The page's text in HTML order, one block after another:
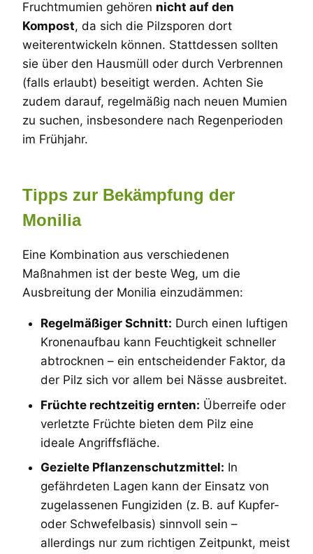
Fruchtmumien gehören nicht auf den
Kompost, da sich die Pilzsporen dort
weiterentwickeln können. Stattdessen sollten
sie über den Hausmüll oder durch Verbrennen
(falls erlaubt) beseitigt werden. Achten Sie
zudem darauf, regelmäßig nach neuen Mumien
zu suchen, insbesondere nach Regenperioden
im Frühjahr.
Tipps zur Bekämpfung der
Monilia
Eine Kombination aus verschiedenen
Maßnahmen ist der beste Weg, um die
Ausbreitung der Monilia einzudämmen:
Regelmäßiger Schnitt: Durch einen luftigen
Kronenaufbau kann Feuchtigkeit schneller
abtrocknen – ein entscheidender Faktor, da
der Pilz sich vor allem bei Nässe ausbreitet.
Früchte rechtzeitig ernten: Überreife oder
verletzte Früchte bieten dem Pilz eine
ideale Angriffsfläche.
Gezielte Pflanzenschutzmittel: In
gefährdeten Lagen kann der Einsatz von
zugelassenen Fungiziden (z. B. auf Kupfer-
oder Schwefelbasis) sinnvoll sein –
allerdings nur zum richtigen Zeitpunkt, meist